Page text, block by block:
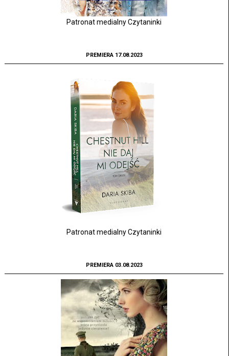
Patronat medialny Czytaninki
PREMIERA 17.08.2023
Patronat medialny Czytaninki
PREMIERA 03.08.2023